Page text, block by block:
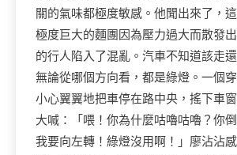
關的氣味都極度敏感。他聞出來了，
極度巨大的麵團因為壓力過大而散發
的行人陷入了混亂。汽車不知道該走
無論從哪個方向看，都是綠燈。一個
小心翼翼地把車停在路中央，搖下車
大喊：「喂！你為什麼咕嚕咕嚕？你
我要向左轉！綠燈沒用啊！」廖沾沾